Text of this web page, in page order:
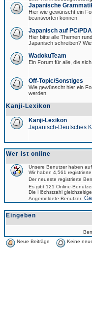
Japanische
Hier wie gewünscht ein
beantworten können.
Japanisch auf PC/PDA
Hier bitte alle Themen
Japanisch schreiben?
WadokuTeam
Ein Forum für alle, die
Off-Topic/Sonstiges
Wie gewünscht hier ein
werden.
Kanji-Lexikon
Kanji-Lexikon
Japanisch-Deutsches
Wer ist online
Unsere Benutzer haben
Wir haben 4,561
Der neueste registrierte
Es gibt 121 Online-
Die Höchstzahl
Angemeldete Benutzer:
Eingeben
Neue Beiträge
Keine